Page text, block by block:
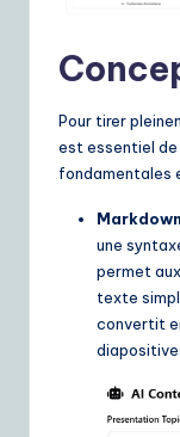
ft
Pour tirer
est essentiel
fondamentales
une
permet
texte
convertit